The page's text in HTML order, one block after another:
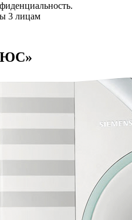
3 лицам